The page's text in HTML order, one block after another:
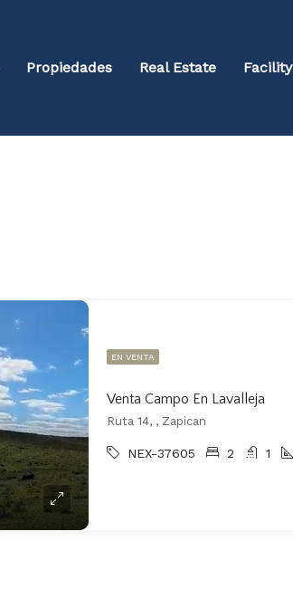
Propiedades Real Estate Facility
EN VENTA
Venta Campo En Lavalleja
Ruta 14, , Zapican
NEX-37605 2 1